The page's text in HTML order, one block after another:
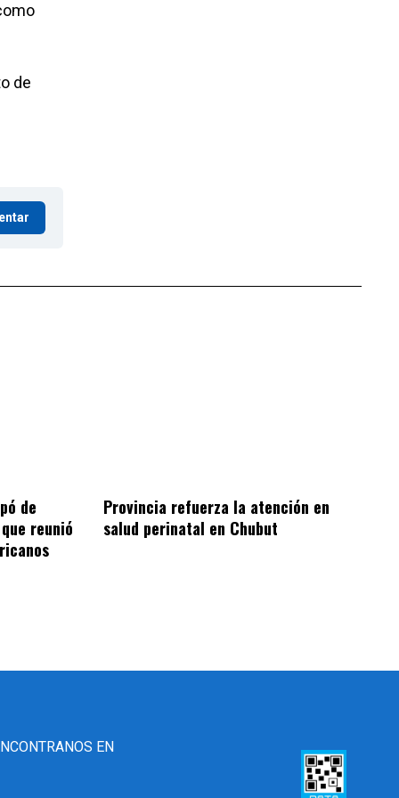
de
de
reunió
Provincia refuerza la atención en
salud perinatal en Chubut
EN